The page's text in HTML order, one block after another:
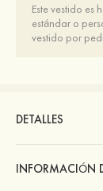
Este vestido
estándar o
vestido por
DETALLES
INFORMACIÓN